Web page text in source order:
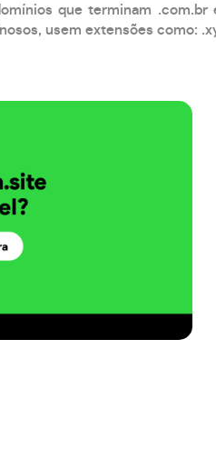
que terminam
usem extensões como: